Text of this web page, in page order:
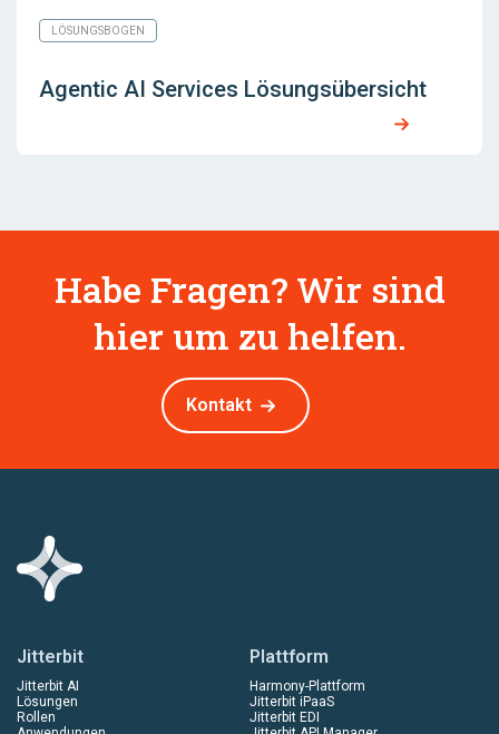
LÖSUNGSBOGEN
Agentic AI Services Lösungsübersicht
Habe Fragen? Wir sind
hier um zu helfen.
Kontakt
Jitterbit
Jitterbit AI
Lösungen
Rollen
Plattform
Harmony-Plattform
Jitterbit iPaaS
Jitterbit EDI